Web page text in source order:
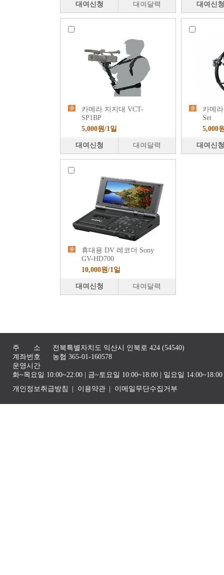
대여신청 대여달력 대여신청
카메라 지지대 VCT-
SP1BP
5,000원/1일
대여신청 대여달력
카메
Set
5,000
대여신청
휴대용 DV 레코더 Sony
GV-HD700
10,000원/1일
대여신청 대여달력
주 소
전북특별자치도 익산시 인북로 424 (54540)
계좌번호
농협 365-01-160578
운영시간
화~목요일 10:00~22:00 | 금~토요일 10:00~18:00 | 일요일
개인정보취급방침
이용약관 이메일무단수집거부